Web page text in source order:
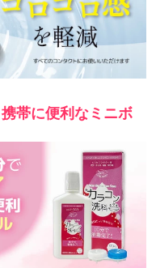
帯に便利なミニボ